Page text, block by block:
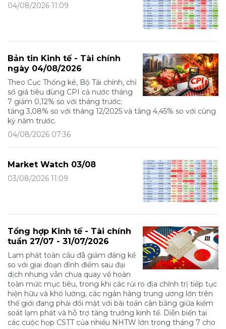
04/08/2026 11:09
Bản tin Kinh tế - Tài chính
ngày 04/08/2026
Theo Cục Thống kê, Bộ Tài chính, chỉ
số giá tiêu dùng CPI cả nước tháng
7 giảm 0,12% so với tháng trước;
tăng 3,08% so với tháng 12/2025 và tăng 4,45% so với cùng
kỳ năm trước.
04/08/2026 07:36
Market Watch 03/08
03/08/2026 11:09
Tổng hợp Kinh tế - Tài chính
tuần 27/07 - 31/07/2026
Lạm phát toàn cầu đã giảm đáng kể
so với giai đoạn đỉnh điểm sau đại
dịch nhưng vẫn chưa quay về hoàn
toàn mức mục tiêu, trong khi các rủi ro địa chính trị tiếp tục
hiện hữu và khó lường, các ngân hàng trung ương lớn trên
thế giới đang phải đối mặt với bài toán cân bằng giữa kiểm
soát lạm phát và hỗ trợ tăng trưởng kinh tế. Diễn biến tại
các cuộc họp CSTT của nhiều NHTW lớn trong tháng 7 cho